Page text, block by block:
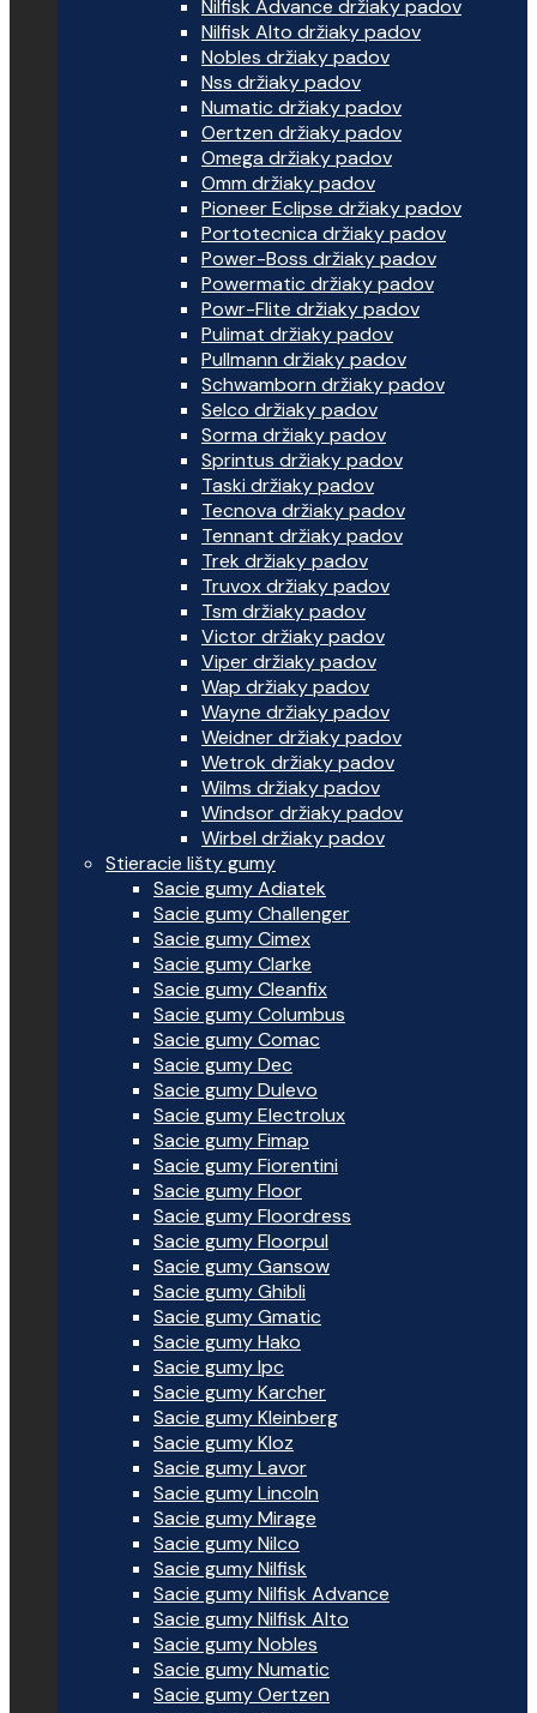
Nilfisk Advance držiaky padov
Nilfisk Alto držiaky padov
Nobles držiaky padov
Nss držiaky padov
Numatic držiaky padov
Oertzen držiaky padov
Omega držiaky padov
Omm držiaky padov
Pioneer Eclipse držiaky padov
Portotecnica držiaky padov
Power-Boss držiaky padov
Powermatic držiaky padov
Powr-Flite držiaky padov
Pulimat držiaky padov
Pullmann držiaky padov
Schwamborn držiaky padov
Selco držiaky padov
Sorma držiaky padov
Sprintus držiaky padov
Taski držiaky padov
Tecnova držiaky padov
Tennant držiaky padov
Trek držiaky padov
Truvox držiaky padov
Tsm držiaky padov
Victor držiaky padov
Viper držiaky padov
Wap držiaky padov
Wayne držiaky padov
Weidner držiaky padov
Wetrok držiaky padov
Wilms držiaky padov
Windsor držiaky padov
Wirbel držiaky padov
Stieracie lišty gumy
Sacie gumy Adiatek
Sacie gumy Challenger
Sacie gumy Cimex
Sacie gumy Clarke
Sacie gumy Cleanfix
Sacie gumy Columbus
Sacie gumy Comac
Sacie gumy Dec
Sacie gumy Dulevo
Sacie gumy Electrolux
Sacie gumy Fimap
Sacie gumy Fiorentini
Sacie gumy Floor
Sacie gumy Floordress
Sacie gumy Floorpul
Sacie gumy Gansow
Sacie gumy Ghibli
Sacie gumy Gmatic
Sacie gumy Hako
Sacie gumy Ipc
Sacie gumy Karcher
Sacie gumy Kleinberg
Sacie gumy Kloz
Sacie gumy Lavor
Sacie gumy Lincoln
Sacie gumy Mirage
Sacie gumy Nilco
Sacie gumy Nilfisk
Sacie gumy Nilfisk Advance
Sacie gumy Nilfisk Alto
Sacie gumy Nobles
Sacie gumy Numatic
Sacie gumy Oertzen